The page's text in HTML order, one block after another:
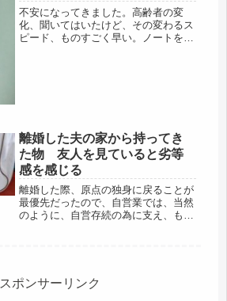
しとう完食。
不安になってきました。高齢者の変
化、聞いてはいたけど、その変わるス
ピード、ものすごく早い。ノートを見
離婚した夫の家から持ってき
た物 友人を見ていると劣等
感を感じる
離婚した際、原点の独身に戻ることが
最優先だったので、自営業では、当然
のように、自営存続の為に支え、もう
う...
スポンサーリンク